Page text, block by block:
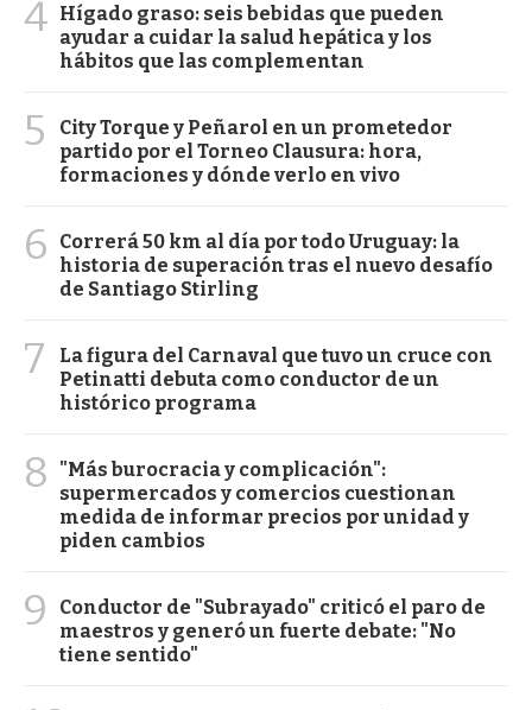
4 Hígado graso: seis bebidas que pueden
ayudar a cuidar la salud hepática y los
hábitos que las complementan
5
City Torque y Peñarol en un prometedor
partido por el Torneo Clausura: hora,
formaciones y dónde verlo en vivo
6
Correrá 50 km al día por todo Uruguay: la
historia de superación tras el nuevo desafío
de Santiago Stirling
7
La figura del Carnaval que tuvo un cruce con
Petinatti debuta como conductor de un
histórico programa
8
"Más burocracia y complicación":
supermercados y comercios cuestionan
medida de informar precios por unidad y
piden cambios
9
Conductor de "Subrayado" criticó el paro de
maestros y generó un fuerte debate: "No
tiene sentido"